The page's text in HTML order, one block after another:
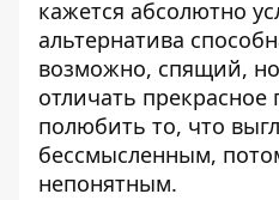
кажется абсолютно
альтернатива
возможно, спящий,
отличать прекрасное
полюбить то, что
бессмысленным,
непонятным.